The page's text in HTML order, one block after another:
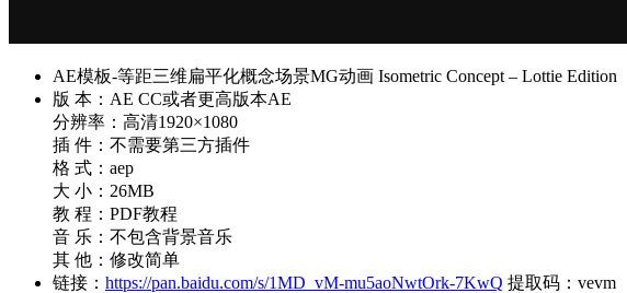
AE模板-等距三维扁平化概念场景MG动画 Isometric Concept – Lottie Edition
版 本：AE CC或者更高版本AE
分辨率：高清1920×1080
插 件：不需要第三方插件
格 式：aep
大 小：26MB
教 程：PDF教程
音 乐：不包含背景音乐
其 他：修改简单
链接： https://pan.baidu.com/s/1MD_vM-mu5aoNwtOrk-7KwQ 提取码：vevm